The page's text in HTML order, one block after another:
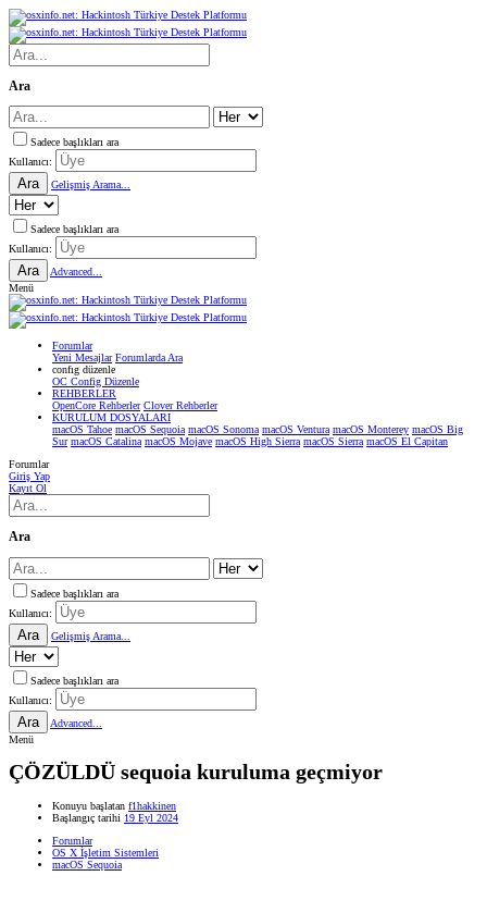
Ara
Sadece başlıkları ara
Kullanıcı:
Ara Gelişmiş Arama...
Sadece başlıkları ara
Kullanıcı:
Ara
Advanced...
Menü
Forumlar
Yeni Mesajlar Forumlarda Ara
confıg düzenle
OC Config Düzenle
REHBERLER
OpenCore Rehberler Clover Rehberler
KURULUM DOSYALARI
macOS Tahoe macOS Sequoia macOS Sonoma macOS Ventura macOS Monterey macOS Big
Sur macOS Catalina macOS Mojave macOS High Sierra macOS Sierra macOS El Capitan
Forumlar
Giriş Yap
Kayıt Ol
Ara
Sadece başlıkları ara
Kullanıcı:
Ara Gelişmiş Arama...
Sadece başlıkları ara
Kullanıcı:
Ara
Advanced...
Menü
ÇÖZÜLDÜ sequoia kuruluma geçmiyor
Konuyu başlatan f1hakkinen
Başlangıç tarihi 19 Eyl 2024
Forumlar
OS X İşletim Sistemleri
macOS Sequoia